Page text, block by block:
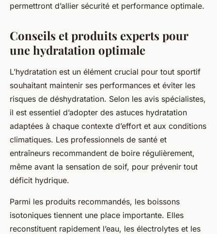
permettront d’allier sécurité et performance optimale.
Conseils et produits experts pour
une hydratation optimale
L’hydratation est un élément crucial pour tout sportif
souhaitant maintenir ses performances et éviter les
risques de déshydratation. Selon les avis spécialistes,
il est essentiel d’adopter des astuces hydratation
adaptées à chaque contexte d’effort et aux conditions
climatiques. Les professionnels de santé et
entraîneurs recommandent de boire régulièrement,
même avant la sensation de soif, pour prévenir tout
déficit hydrique.
Parmi les produits recommandés, les boissons
isotoniques tiennent une place importante. Elles
reconstituent rapidement l’eau, les électrolytes et les